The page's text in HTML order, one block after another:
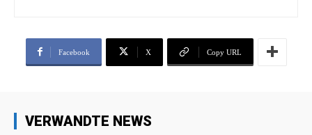
Facebook X Copy URL
VERWANDTE NEWS